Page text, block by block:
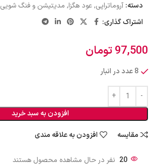
دسته: آروماتراپی,عود هگزا, مدیتیشن و فنگ شویی
اشتراک گذاری:
97,500تومان
8 عدد در انبار
افزودن به سبد خرید
مقایسه افزودن به علاقه مندی
20 نفر در حال مشاهده محصول هستند